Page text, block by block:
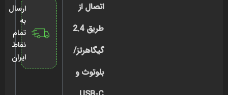
اتصال از
طریق 2.4
گیگاهرتز/
بلوتوث و
ارسال
به
تمام
نقاط
ایران